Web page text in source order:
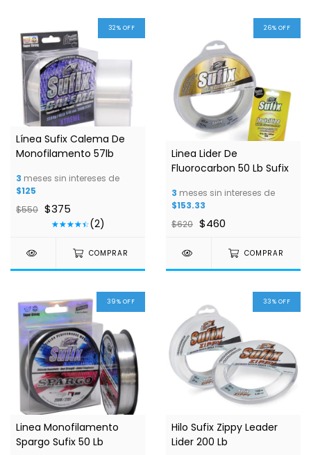
32% OFF
Línea Sufix Calema De
Monofilamento 57lb
3 meses sin intereses de
$125
$550 $375
(2)
COMPRAR
26% OFF
Linea Lider De
Fluorocarbon 50 Lb Sufix
3 meses sin intereses de
$153.33
$620 $460
COMPRAR
39% OFF
Linea Monofilamento
Spargo Sufix 50 Lb
33% OFF
Hilo Sufix Zippy Leader
Lider 200 Lb